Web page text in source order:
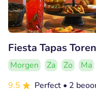
Fiesta Tapas
Morgen Za Zo Ma
9.5
Perfect • 2